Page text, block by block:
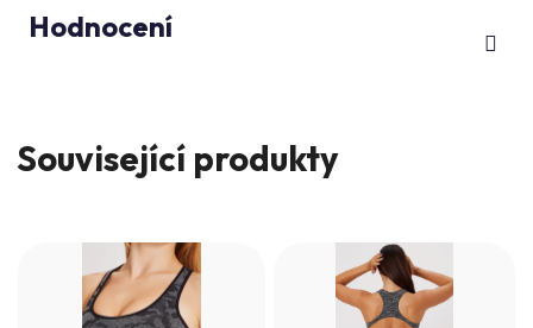
Hodnocení
Související produkty